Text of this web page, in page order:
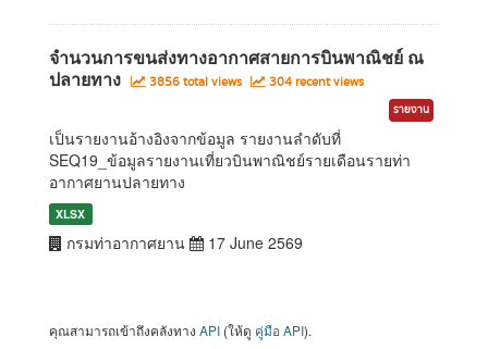
จำนวนการขนส่งทางอากาศสายการบินพาณิชย์ ณ
ปลายทาง
3856 total views 304 recent views
รายงาน
เป็นรายงานอ้างอิงจากข้อมูล รายงานลำดับที่
SEQ19_ข้อมูลรายงานเที่ยวบินพาณิชย์รายเดือนรายท่า
อากาศยานปลายทาง
XLSX
กรมท่าอากาศยาน 17 June 2569
คุณสามารถเข้าถึงคลังทาง API (ให้ดู คู่มือ API).